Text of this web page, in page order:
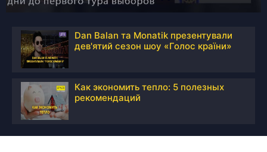
Dan Balan та Monatik презентували
дев'ятий сезон шоу «Голос країни»
Как экономить тепло: 5 полезных
рекомендаций